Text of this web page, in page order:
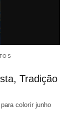
Tradição
colorir junho